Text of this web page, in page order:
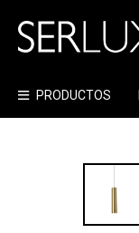
PRODUCTOS